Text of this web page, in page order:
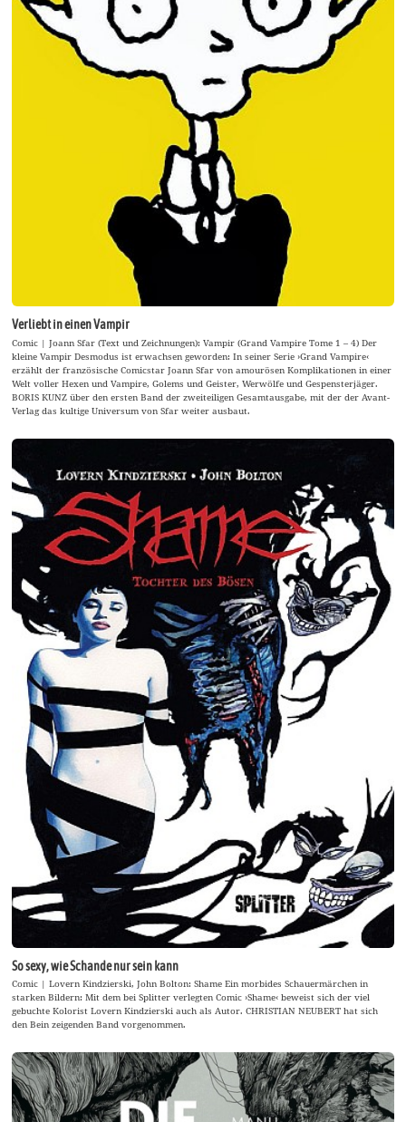
Verliebt in einen Vampir
Comic | Joann Sfar (Text und Zeichnungen): Vampir (Grand Vampire Tome 1 – 4) Der
kleine Vampir Desmodus ist erwachsen geworden: In seiner Serie ›Grand Vampire‹
erzählt der französische Comicstar Joann Sfar von amourösen Komplikationen in einer
Welt voller Hexen und Vampire, Golems und Geister, Werwölfe und Gespensterjäger.
BORIS KUNZ über den ersten Band der zweiteiligen Gesamtausgabe, mit der der Avant-
Verlag das kultige Universum von Sfar weiter ausbaut.
So sexy, wie Schande nur sein kann
Comic | Lovern Kindzierski, John Bolton: Shame Ein morbides Schauermärchen in
starken Bildern: Mit dem bei Splitter verlegten Comic ›Shame‹ beweist sich der viel
gebuchte Kolorist Lovern Kindzierski auch als Autor. CHRISTIAN NEUBERT hat sich
den Bein zeigenden Band vorgenommen.